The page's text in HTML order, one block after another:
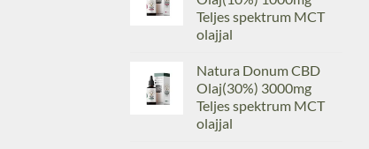
Teljes spektrum MCT
olajjal
Natura Donum CBD
Olaj(30%) 3000mg
Teljes spektrum MCT
olajjal